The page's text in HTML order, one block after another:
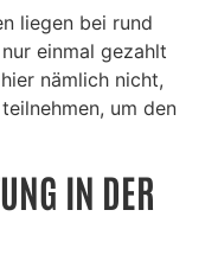
liegen bei rund
einmal gezahlt
nämlich nicht,
um den
IN DER